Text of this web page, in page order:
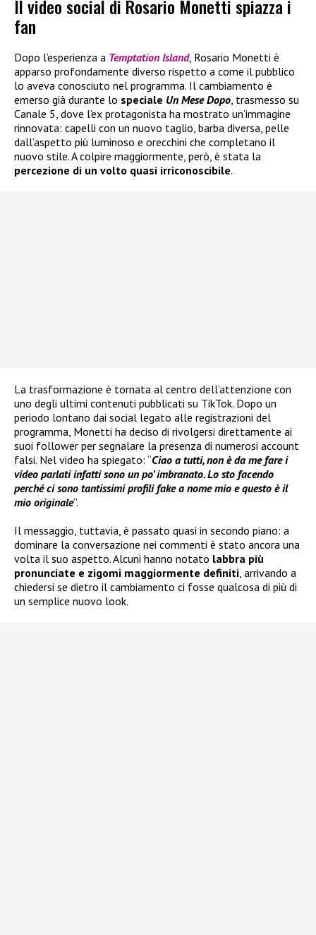
Il video social di Rosario Monetti spiazza i
fan
Dopo l’esperienza a Temptation Island, Rosario Monetti è
apparso profondamente diverso rispetto a come il pubblico
lo aveva conosciuto nel programma. Il cambiamento è
emerso già durante lo speciale Un Mese Dopo, trasmesso su
Canale 5, dove l’ex protagonista ha mostrato un’immagine
rinnovata: capelli con un nuovo taglio, barba diversa, pelle
dall’aspetto più luminoso e orecchini che completano il
nuovo stile. A colpire maggiormente, però, è stata la
percezione di un volto quasi irriconoscibile.
La trasformazione è tornata al centro dell’attenzione con
uno degli ultimi contenuti pubblicati su TikTok. Dopo un
periodo lontano dai social legato alle registrazioni del
programma, Monetti ha deciso di rivolgersi direttamente ai
suoi follower per segnalare la presenza di numerosi account
falsi. Nel video ha spiegato: “Ciao a tutti, non è da me fare i
video parlati infatti sono un po’ imbranato. Lo sto facendo
perché ci sono tantissimi profili fake a nome mio e questo è il
mio originale”.
Il messaggio, tuttavia, è passato quasi in secondo piano: a
dominare la conversazione nei commenti è stato ancora una
volta il suo aspetto. Alcuni hanno notato labbra più
pronunciate e zigomi maggiormente definiti, arrivando a
chiedersi se dietro il cambiamento ci fosse qualcosa di più di
un semplice nuovo look.